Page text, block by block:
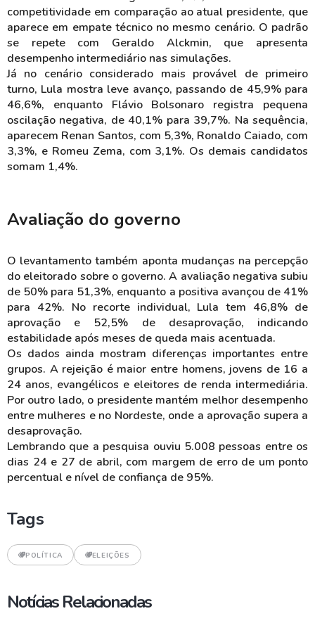
competitividade em comparação ao atual presidente, que
aparece em empate técnico no mesmo cenário. O padrão
se repete com Geraldo Alckmin, que apresenta
desempenho intermediário nas simulações.
Já no cenário considerado mais provável de primeiro
turno, Lula mostra leve avanço, passando de 45,9% para
46,6%, enquanto Flávio Bolsonaro registra pequena
oscilação negativa, de 40,1% para 39,7%. Na sequência,
aparecem Renan Santos, com 5,3%, Ronaldo Caiado, com
3,3%, e Romeu Zema, com 3,1%. Os demais candidatos
somam 1,4%.
Avaliação do governo
O levantamento também aponta mudanças na percepção
do eleitorado sobre o governo. A avaliação negativa subiu
de 50% para 51,3%, enquanto a positiva avançou de 41%
para 42%. No recorte individual, Lula tem 46,8% de
aprovação e 52,5% de desaprovação, indicando
estabilidade após meses de queda mais acentuada.
Os dados ainda mostram diferenças importantes entre
grupos. A rejeição é maior entre homens, jovens de 16 a
24 anos, evangélicos e eleitores de renda intermediária.
Por outro lado, o presidente mantém melhor desempenho
entre mulheres e no Nordeste, onde a aprovação supera a
desaprovação.
Lembrando que a pesquisa ouviu 5.008 pessoas entre os
dias 24 e 27 de abril, com margem de erro de um ponto
percentual e nível de confiança de 95%.
Tags
POLÍTICA ELEIÇÕES
Notícias Relacionadas